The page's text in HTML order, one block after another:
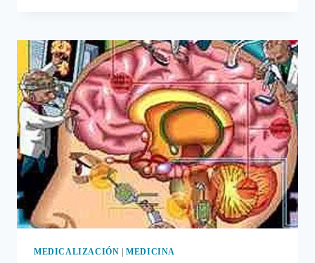
LA
INFANCIA
A
TRAVÉS
DE
LAS
PANTALLAS?
MEDICALIZACIÓN |MEDICINA